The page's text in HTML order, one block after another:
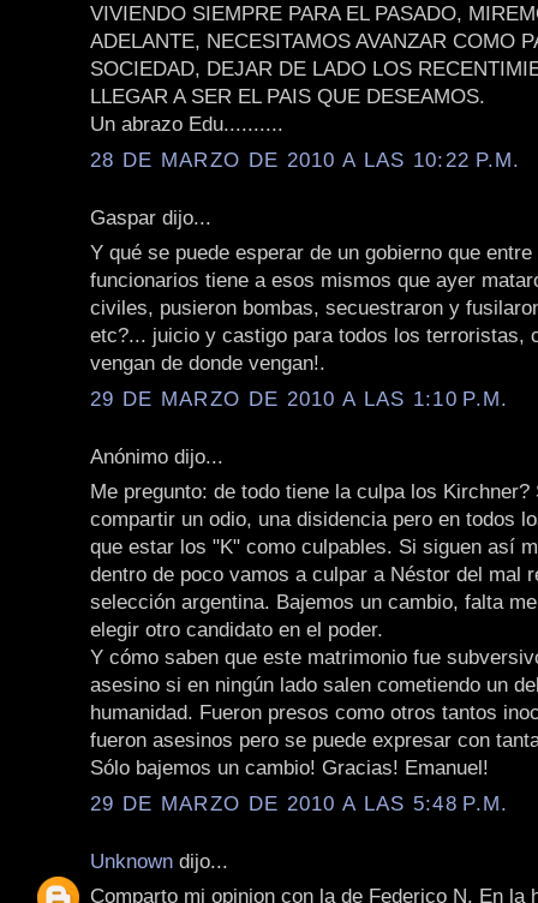
VIVIENDO SIEMPRE PARA EL PASADO,
ADELANTE, NECESITAMOS AVANZAR COMO
SOCIEDAD, DEJAR DE LADO LOS
LLEGAR A SER EL PAIS QUE DESEAMOS.
Un abrazo Edu..........
28 DE MARZO DE 2010 A LAS 10:22 P.M.
Gaspar dijo...
Y qué se puede esperar de un gobierno que
funcionarios tiene a esos mismos que ayer
civiles, pusieron bombas, secuestraron y
etc?... juicio y castigo para todos los terroristas,
vengan de donde vengan!.
29 DE MARZO DE 2010 A LAS 1:10 P.M.
Anónimo dijo...
Me pregunto: de todo tiene la culpa los Kirchner?
compartir un odio, una disidencia pero en todos
que estar los "K" como culpables. Si siguen así
dentro de poco vamos a culpar a Néstor del mal
selección argentina. Bajemos un cambio, falta
elegir otro candidato en el poder.
Y cómo saben que este matrimonio fue
asesino si en ningún lado salen cometiendo un
humanidad. Fueron presos como otros tantos
fueron asesinos pero se puede expresar con
Sólo bajemos un cambio! Gracias! Emanuel!
29 DE MARZO DE 2010 A LAS 5:48 P.M.
Unknown dijo...
Comparto mi opinion con la de Federico N. En la